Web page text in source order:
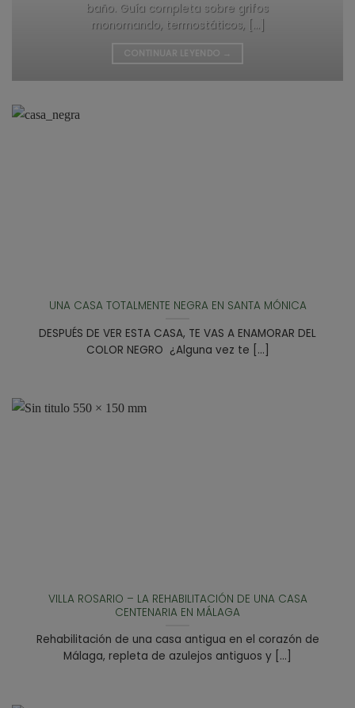
baño. Guía completa sobre grifos
monomando, termostáticos, [...]
CONTINUAR LEYENDO →
UNA CASA TOTALMENTE NEGRA EN SANTA MÓNICA
DESPUÉS DE VER ESTA CASA, TE VAS A ENAMORAR DEL
COLOR NEGRO ¿Alguna vez te [...]
VILLA ROSARIO – LA REHABILITACIÓN DE UNA CASA
CENTENARIA EN MÁLAGA
Rehabilitación de una casa antigua en el corazón de
Málaga, repleta de azulejos antiguos y [...]